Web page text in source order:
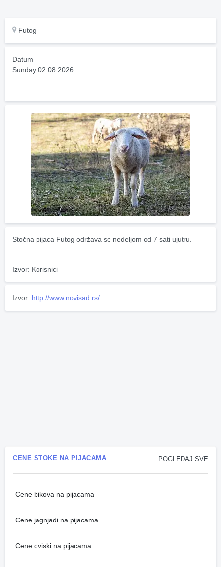
Futog
Datum
Sunday 02.08.2026.
Stočna pijaca Futog održava se nedeljom od 7 sati ujutru.
Izvor: Korisnici
Izvor: http://www.novisad.rs/
POGLEDAJ SVE
CENE STOKE NA PIJACAMA
Cene bikova na pijacama
Cene jagnjadi na pijacama
Cene dviski na pijacama